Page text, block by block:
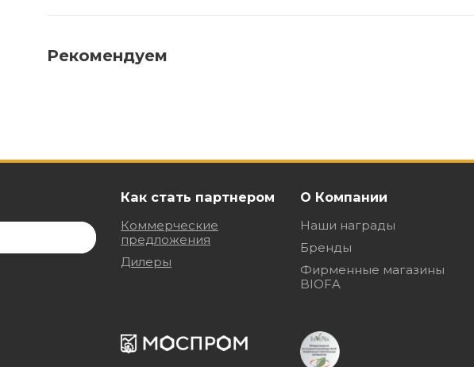
Рекомендуем
Как стать партнером
Коммерческие
предложения
Дилеры
О Компании
Наши награды
Бренды
Фирменные магазины
BIOFA